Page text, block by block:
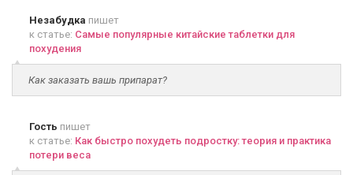
Незабудка пишет
к статье: Самые популярные китайские таблетки для
похудения
Как заказать вашь припарат?
Гость пишет
к статье: Как быстро похудеть подростку: теория и практика
потери веса